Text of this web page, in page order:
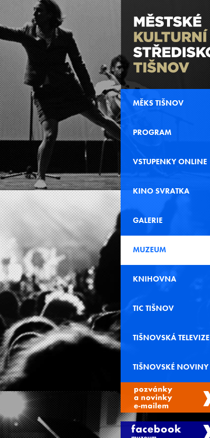
MĚKS TIŠNOV
PROGRAM
VSTUPENKY ONLINE
KINO SVRATKA
GALERIE
MUZEUM
KNIHOVNA
TIC TIŠNOV
TIŠNOVSKÁ TELEVIZE
TIŠNOVSKÉ NOVINY